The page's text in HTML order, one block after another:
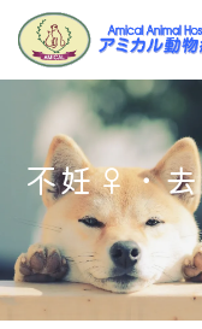
不妊♀・